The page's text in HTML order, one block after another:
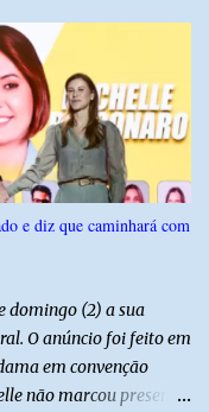
do 167 Razões RN
pequenos municípios
começou em 29 de
da BR-101 e foi
dias entre a primeira e
no perfil do
Allyson conheceu
e a força do povo,
enfrentadas pelas
e diz que caminhará com
domingo (2) a sua
O anúncio foi feito em
em convenção
não marcou presença